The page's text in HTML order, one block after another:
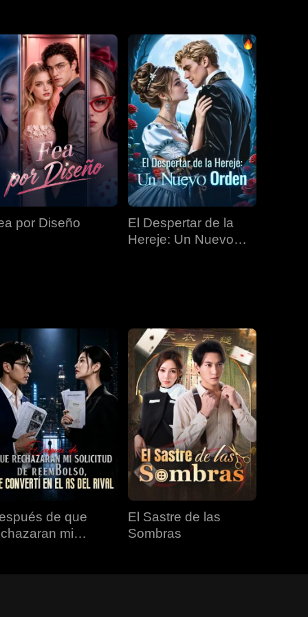
EP 34 EP 35 EP 36
EP 37 EP 38 EP 39
EP 40
por Diseño
El Despertar de la
Hereje: Un Nuevo
de que
mi
El Sastre de las
Sombras